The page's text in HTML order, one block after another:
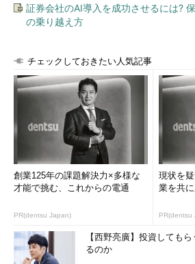
［休止状態］メニューを有効にする
「シャットダウン設定」のところに「休止状態」を
に表示するかどうかのチェックボックスがあるので
（1）「休止状態」のチェックボックスをオンに
フォルトではオフになっている（システムが多い）
存在しない場合は後述の「 休止状態が利用できるか
認し、利用可能なら有効にする 」の項を参照してい
い。
（2）これをクリックすると設定が反映され、休
以上の設定を行うと電源ボタンメニュ
され、選択できるようになる。ただしシ
証券会社のAI導入を成功させるには?
の乗り越え方
チェックしておきたい人気記事
創業125年の課題解決力×多様な
才能で挑む、これからの電通
PR(dentsu Japan)
現状を
業を共
PR(dentsu
【西野亮廣】投資しても
るのか